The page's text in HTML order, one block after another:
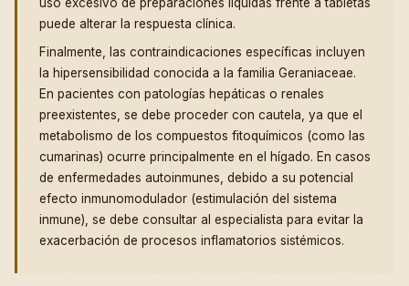
uso excesivo de preparaciones líquidas frente a tabletas
puede alterar la respuesta clínica.
Finalmente, las contraindicaciones específicas incluyen
la hipersensibilidad conocida a la familia Geraniaceae.
En pacientes con patologías hepáticas o renales
preexistentes, se debe proceder con cautela, ya que el
metabolismo de los compuestos fitoquímicos (como las
cumarinas) ocurre principalmente en el hígado. En casos
de enfermedades autoinmunes, debido a su potencial
efecto inmunomodulador (estimulación del sistema
inmune), se debe consultar al especialista para evitar la
exacerbación de procesos inflamatorios sistémicos.